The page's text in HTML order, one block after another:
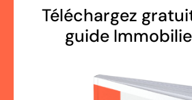
Téléchargez
guide